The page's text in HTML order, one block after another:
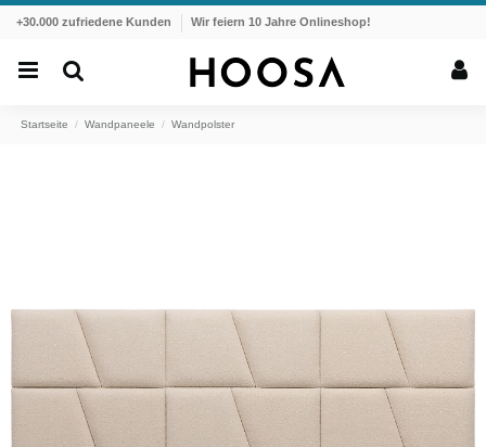
+30.000 zufriedene Kunden Wir feiern 10 Jahre Onlineshop!
Startseite Wandpaneele Wandpolster